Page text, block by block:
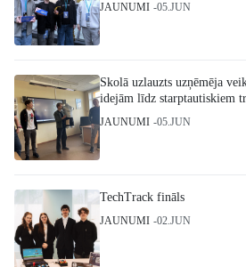
JAUNUMI 05.JUN
Skolā uzlauzts uzņēmēja
idejām līdz starptautiskiem
JAUNUMI 05.JUN
TechTrack fināls
JAUNUMI 02.JUN